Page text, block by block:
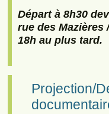
Départ à 8h30
rue des Mazières
18h au plus tard.
Projection/